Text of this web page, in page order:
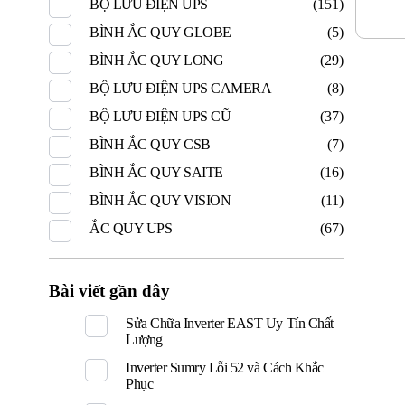
BỘ LƯU ĐIỆN UPS
(151)
BÌNH ẮC QUY GLOBE
(5)
BÌNH ẮC QUY LONG
(29)
BỘ LƯU ĐIỆN UPS CAMERA
(8)
BỘ LƯU ĐIỆN UPS CŨ
(37)
BÌNH ẮC QUY CSB
(7)
BÌNH ẮC QUY SAITE
(16)
BÌNH ẮC QUY VISION
(11)
ẮC QUY UPS
(67)
Bài viết gần đây
Sửa Chữa Inverter EAST Uy Tín Chất
Lượng
Inverter Sumry Lỗi 52 và Cách Khắc
Phục